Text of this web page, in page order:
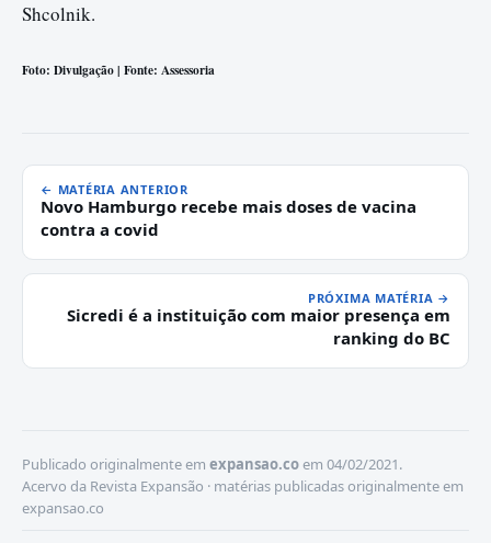
Shcolnik.
Foto: Divulgação | Fonte: Assessoria
← MATÉRIA ANTERIOR
Novo Hamburgo recebe mais doses de vacina
contra a covid
PRÓXIMA MATÉRIA →
Sicredi é a instituição com maior presença em
ranking do BC
Publicado originalmente em expansao.coem 04/02/2021.
Acervo da Revista Expansão · matérias publicadas originalmente em
expansao.co